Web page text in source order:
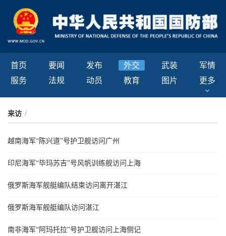
首页 要闻 发布 外交 武装
军情
服务
法规 动员 教育 图片 更多
来访 /
越南海军“陈兴道”号护卫舰访问广州
印尼海军“毕玛苏吉”号风帆训练舰访问上海
俄罗斯海军舰艇编队结束访问离开湛江
俄罗斯海军舰艇编队访问湛江
南非海军“阿玛托拉”号护卫舰访问上海侧记